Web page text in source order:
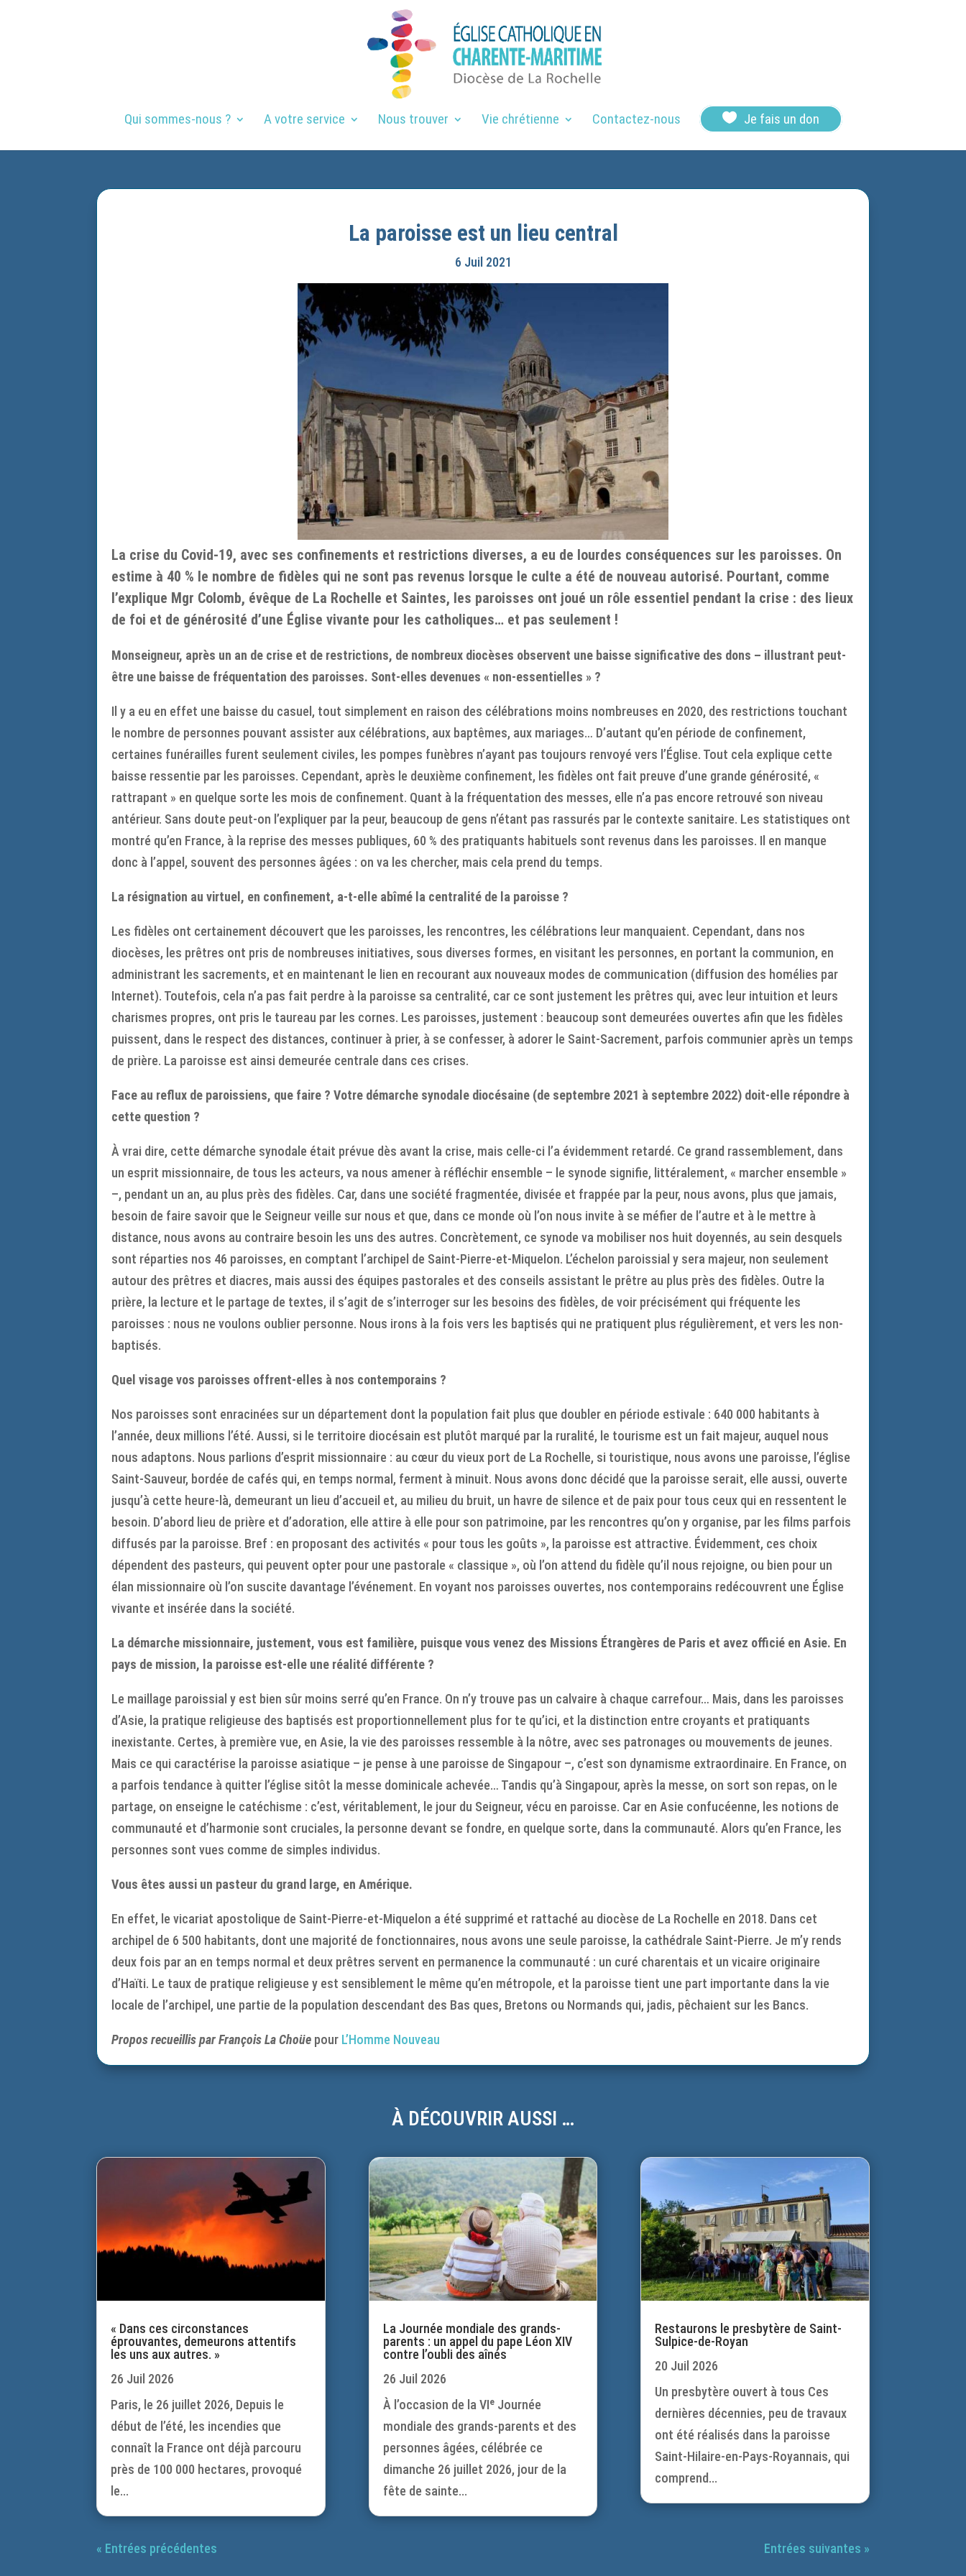
Qui sommes-nous ? A votre service Nous trouver Vie chrétienne Contactez-nous  Je fais un don
La paroisse est un lieu central
6 Juil 2021
La crise du Covid-19, avec ses confinements et restrictions diverses, a eu de lourdes conséquences sur les paroisses. On
estime à 40 % le nombre de fidèles qui ne sont pas revenus lorsque le culte a été de nouveau autorisé. Pourtant, comme
l’explique Mgr Colomb, évêque de La Rochelle et Saintes, les paroisses ont joué un rôle essentiel pendant la crise : des lieux
de foi et de générosité d’une Église vivante pour les catholiques… et pas seulement !
Monseigneur, après un an de crise et de restrictions, de nombreux diocèses observent une baisse significative des dons – illustrant peut-
être une baisse de fréquentation des paroisses. Sont-elles devenues « non-essentielles » ?
Il y a eu en effet une baisse du casuel, tout simplement en raison des célébrations moins nombreuses en 2020, des restrictions touchant
le nombre de personnes pouvant assister aux célébrations, aux baptêmes, aux mariages… D’autant qu’en période de confinement,
certaines funérailles furent seulement civiles, les pompes funèbres n’ayant pas toujours renvoyé vers l’Église. Tout cela explique cette
baisse ressentie par les paroisses. Cependant, après le deuxième confinement, les fidèles ont fait preuve d’une grande générosité, «
rattrapant » en quelque sorte les mois de confinement. Quant à la fréquentation des messes, elle n’a pas encore retrouvé son niveau
antérieur. Sans doute peut-on l’expliquer par la peur, beaucoup de gens n’étant pas rassurés par le contexte sanitaire. Les statistiques ont
montré qu’en France, à la reprise des messes publiques, 60 % des pratiquants habituels sont revenus dans les paroisses. Il en manque
donc à l’appel, souvent des personnes âgées : on va les chercher, mais cela prend du temps.
La résignation au virtuel, en confinement, a-t-elle abîmé la centralité de la paroisse ?
Les fidèles ont certainement découvert que les paroisses, les rencontres, les célébrations leur manquaient. Cependant, dans nos
diocèses, les prêtres ont pris de nombreuses initiatives, sous diverses formes, en visitant les personnes, en portant la communion, en
administrant les sacrements, et en maintenant le lien en recourant aux nouveaux modes de communication (diffusion des homélies par
Internet). Toutefois, cela n’a pas fait perdre à la paroisse sa centralité, car ce sont justement les prêtres qui, avec leur intuition et leurs
charismes propres, ont pris le taureau par les cornes. Les paroisses, justement : beaucoup sont demeurées ouvertes afin que les fidèles
puissent, dans le respect des distances, continuer à prier, à se confesser, à adorer le Saint-Sacrement, parfois communier après un temps
de prière. La paroisse est ainsi demeurée centrale dans ces crises.
Face au reflux de paroissiens, que faire ? Votre démarche synodale diocésaine (de septembre 2021 à septembre 2022) doit-elle répondre à
cette question ?
À vrai dire, cette démarche synodale était prévue dès avant la crise, mais celle-ci l’a évidemment retardé. Ce grand rassemblement, dans
un esprit missionnaire, de tous les acteurs, va nous amener à réfléchir ensemble – le synode signifie, littéralement, « marcher ensemble »
–, pendant un an, au plus près des fidèles. Car, dans une société fragmentée, divisée et frappée par la peur, nous avons, plus que jamais,
besoin de faire savoir que le Seigneur veille sur nous et que, dans ce monde où l’on nous invite à se méfier de l’autre et à le mettre à
distance, nous avons au contraire besoin les uns des autres. Concrètement, ce synode va mobiliser nos huit doyennés, au sein desquels
sont réparties nos 46 paroisses, en comptant l’archipel de Saint-Pierre-et-Miquelon. L’échelon paroissial y sera majeur, non seulement
autour des prêtres et diacres, mais aussi des équipes pastorales et des conseils assistant le prêtre au plus près des fidèles. Outre la
prière, la lecture et le partage de textes, il s’agit de s’interroger sur les besoins des fidèles, de voir précisément qui fréquente les
paroisses : nous ne voulons oublier personne. Nous irons à la fois vers les baptisés qui ne pratiquent plus régulièrement, et vers les non-
baptisés.
Quel visage vos paroisses offrent-elles à nos contemporains ?
Nos paroisses sont enracinées sur un département dont la population fait plus que doubler en période estivale : 640 000 habitants à
l’année, deux millions l’été. Aussi, si le territoire diocésain est plutôt marqué par la ruralité, le tourisme est un fait majeur, auquel nous
nous adaptons. Nous parlions d’esprit missionnaire : au cœur du vieux port de La Rochelle, si touristique, nous avons une paroisse, l’église
Saint-Sauveur, bordée de cafés qui, en temps normal, ferment à minuit. Nous avons donc décidé que la paroisse serait, elle aussi, ouverte
jusqu’à cette heure-là, demeurant un lieu d’accueil et, au milieu du bruit, un havre de silence et de paix pour tous ceux qui en ressentent le
besoin. D’abord lieu de prière et d’adoration, elle attire à elle pour son patrimoine, par les rencontres qu’on y organise, par les films parfois
diffusés par la paroisse. Bref : en proposant des activités « pour tous les goûts », la paroisse est attractive. Évidemment, ces choix
dépendent des pasteurs, qui peuvent opter pour une pastorale « classique », où l’on attend du fidèle qu’il nous rejoigne, ou bien pour un
élan missionnaire où l’on suscite davantage l’événement. En voyant nos paroisses ouvertes, nos contemporains redécouvrent une Église
vivante et insérée dans la société.
La démarche missionnaire, justement, vous est familière, puisque vous venez des Missions Étrangères de Paris et avez officié en Asie. En
pays de mission, la paroisse est-elle une réalité différente ?
Le maillage paroissial y est bien sûr moins serré qu’en France. On n’y trouve pas un calvaire à chaque carrefour… Mais, dans les paroisses
d’Asie, la pratique religieuse des baptisés est proportionnellement plus for te qu’ici, et la distinction entre croyants et pratiquants
inexistante. Certes, à première vue, en Asie, la vie des paroisses ressemble à la nôtre, avec ses patronages ou mouvements de jeunes.
Mais ce qui caractérise la paroisse asiatique – je pense à une paroisse de Singapour –, c’est son dynamisme extraordinaire. En France, on
a parfois tendance à quitter l’église sitôt la messe dominicale achevée… Tandis qu’à Singapour, après la messe, on sort son repas, on le
partage, on enseigne le catéchisme : c’est, véritablement, le jour du Seigneur, vécu en paroisse. Car en Asie confucéenne, les notions de
communauté et d’harmonie sont cruciales, la personne devant se fondre, en quelque sorte, dans la communauté. Alors qu’en France, les
personnes sont vues comme de simples individus.
Vous êtes aussi un pasteur du grand large, en Amérique.
En effet, le vicariat apostolique de Saint-Pierre-et-Miquelon a été supprimé et rattaché au diocèse de La Rochelle en 2018. Dans cet
archipel de 6 500 habitants, dont une majorité de fonctionnaires, nous avons une seule paroisse, la cathédrale Saint-Pierre. Je m’y rends
deux fois par an en temps normal et deux prêtres servent en permanence la communauté : un curé charentais et un vicaire originaire
d’Haïti. Le taux de pratique religieuse y est sensiblement le même qu’en métropole, et la paroisse tient une part importante dans la vie
locale de l’archipel, une partie de la population descendant des Bas ques, Bretons ou Normands qui, jadis, pêchaient sur les Bancs.
Propos recueillis par François La Choüe pour L’Homme Nouveau
À DÉCOUVRIR AUSSI …
« Dans ces circonstances
éprouvantes, demeurons attentifs
les uns aux autres. »
26 Juil 2026
Paris, le 26 juillet 2026, Depuis le
début de l’été, les incendies que
connaît la France ont déjà parcouru
près de 100 000 hectares, provoqué
le...
La Journée mondiale des grands-
parents : un appel du pape Léon XIV
contre l’oubli des aînés
26 Juil 2026
À l’occasion de la VIᵉ Journée
mondiale des grands-parents et des
personnes âgées, célébrée ce
dimanche 26 juillet 2026, jour de la
fête de sainte...
Restaurons le presbytère de Saint-
Sulpice-de-Royan
20 Juil 2026
Un presbytère ouvert à tous Ces
dernières décennies, peu de travaux
ont été réalisés dans la paroisse
Saint-Hilaire-en-Pays-Royannais, qui
comprend...
« Entrées précédentes Entrées suivantes »